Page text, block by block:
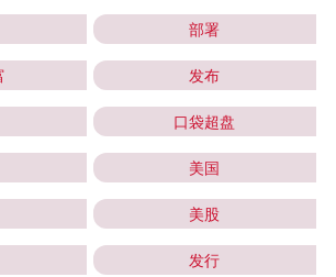
部署
发布
口袋超盘
美国
美股
发行